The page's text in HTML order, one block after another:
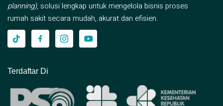
planning), solusi lengkap untuk mengelola bisnis proses
rumah sakit secara mudah, akurat dan efisien.
Terdaftar Di